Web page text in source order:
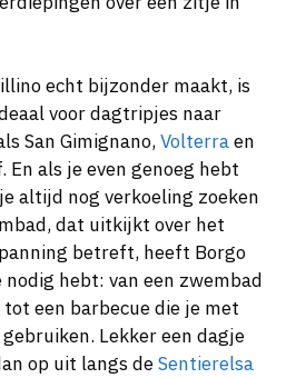
echt bijzonder maakt, is
voor dagtripjes naar
San Gimignano,Volterraen
als je even genoeg hebt
altijd nog verkoeling zoeken
dat uitkijkt over het
betreft, heeft Borgo
hebt: van een zwembad
een barbecue die je met
Lekker een dagje
op uit langs deSentierelsa